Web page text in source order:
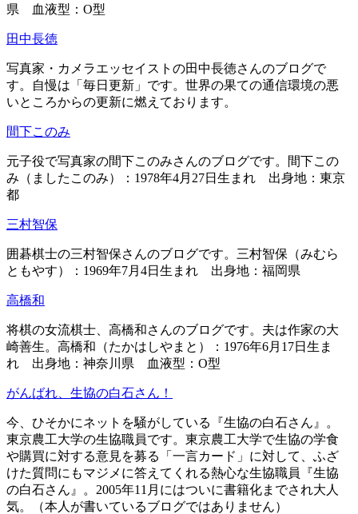
県 血液型：O型
田中長徳
写真家・カメラエッセイストの田中長徳さんのブログで
す。自慢は「毎日更新」です。世界の果ての通信環境の悪
いところからの更新に燃えております。
間下このみ
元子役で写真家の間下このみさんのブログです。間下この
み（ましたこのみ）：1978年4月27日生まれ 出身地：東京
都
三村智保
囲碁棋士の三村智保さんのブログです。三村智保（みむら
ともやす）：1969年7月4日生まれ 出身地：福岡県
高橋和
将棋の女流棋士、高橋和さんのブログです。夫は作家の大
崎善生。高橋和（たかはしやまと）：1976年6月17日生ま
れ 出身地：神奈川県 血液型：O型
がんばれ、生協の白石さん！
今、ひそかにネットを騒がしている『生協の白石さん』。
東京農工大学の生協職員です。東京農工大学で生協の学食
や購買に対する意見を募る「一言カード」に対して、ふざ
けた質問にもマジメに答えてくれる熱心な生協職員『生協
の白石さん』。2005年11月にはついに書籍化までされ大人
気。（本人が書いているブログではありません）